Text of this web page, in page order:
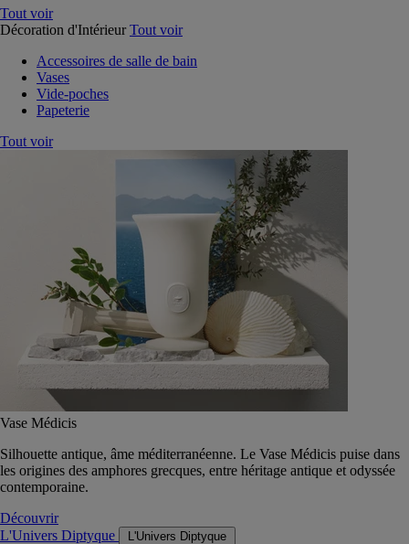
Tout voir
Décoration d'Intérieur Tout voir
Accessoires de salle de bain
Vases
Vide-poches
Papeterie
Tout voir
Vase Médicis
Silhouette antique, âme méditerranéenne. Le Vase Médicis puise dans
les origines des amphores grecques, entre héritage antique et odyssée
contemporaine.
Découvrir
L'Univers Diptyque
L'Univers Diptyque